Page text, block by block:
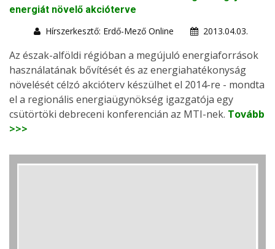
energiát növelő akcióterve
Hírszerkesztő: Erdő-Mező Online
2013.04.03.
Az észak-alföldi régióban a megújuló energiaforrások
használatának bővítését és az energiahatékonyság
növelését célzó akcióterv készülhet el 2014-re - mondta
el a regionális energiaügynökség igazgatója egy
csütörtöki debreceni konferencián az MTI-nek. Tovább
>>>